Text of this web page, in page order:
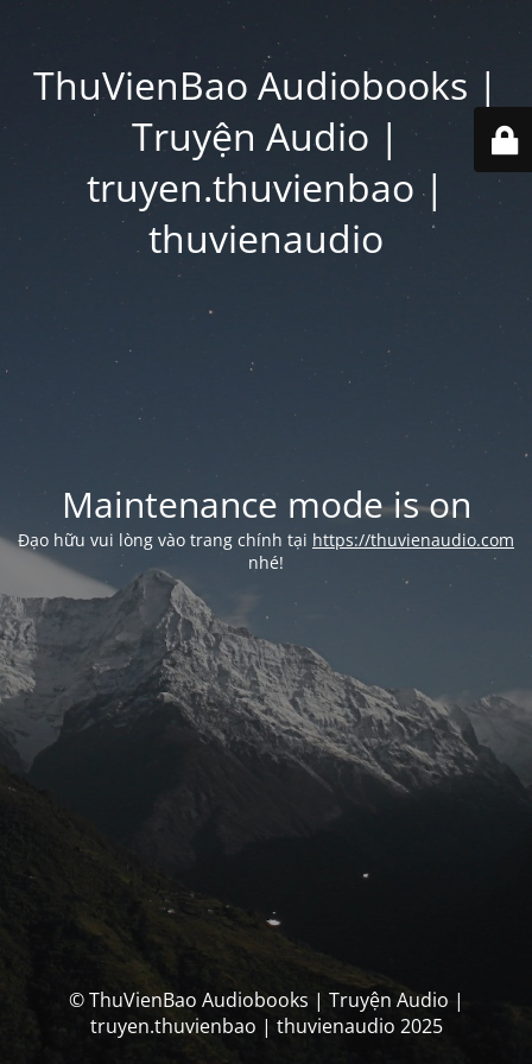
ThuVienBao Audiobooks |
Truyện Audio |
truyen.thuvienbao |
thuvienaudio
Maintenance mode is on
Đạo hữu vui lòng vào trang chính tại https://thuvienaudio.com
nhé!
© ThuVienBao Audiobooks | Truyện Audio |
truyen.thuvienbao | thuvienaudio 2025